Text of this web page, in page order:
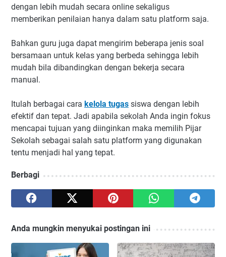
dengan lebih mudah secara online sekaligus
memberikan penilaian hanya dalam satu platform saja.
Bahkan guru juga dapat mengirim beberapa jenis soal
bersamaan untuk kelas yang berbeda sehingga lebih
mudah bila dibandingkan dengan bekerja secara
manual.
Itulah berbagai cara kelola tugas siswa dengan lebih
efektif dan tepat. Jadi apabila sekolah Anda ingin fokus
mencapai tujuan yang diinginkan maka memilih Pijar
Sekolah sebagai salah satu platform yang digunakan
tentu menjadi hal yang tepat.
Berbagi
Anda mungkin menyukai postingan ini